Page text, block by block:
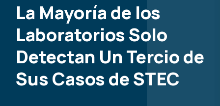
La Mayoría de los
Laboratorios Solo
Detectan Un Tercio de
Sus Casos de STEC